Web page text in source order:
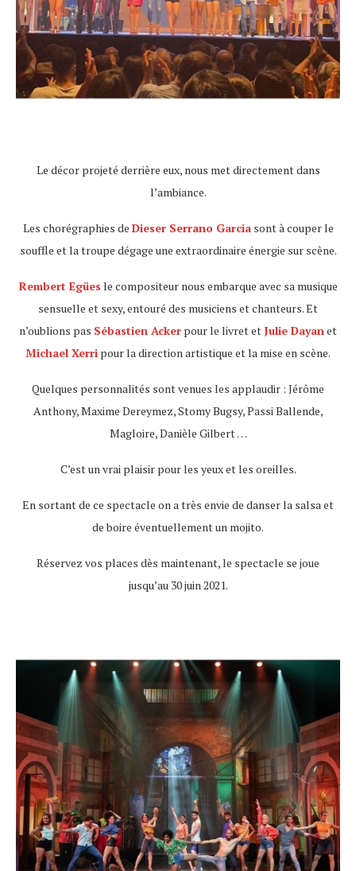
Le décor projeté derrière eux, nous met directement dans
l’ambiance.
Les chorégraphies de Dieser Serrano Garciasont à couper le
souffle et la troupe dégage une extraordinaire énergie sur scène.
Rembert Egües le compositeur nous embarque avec sa musique
sensuelle et sexy, entouré des musiciens et chanteurs. Et
n’oublions pas Sébastien Acker pour le livret et Julie Dayanet
Michael Xerri pour la direction artistique et la mise en scène.
Quelques personnalités sont venues les applaudir : Jérôme
Anthony, Maxime Dereymez, Stomy Bugsy, Passi Ballende,
Magloire, Danièle Gilbert …
C’est un vrai plaisir pour les yeux et les oreilles.
En sortant de ce spectacle on a très envie de danser la salsa et
de boire éventuellement un mojito.
Réservez vos places dès maintenant, le spectacle se joue
jusqu’au 30 juin 2021.